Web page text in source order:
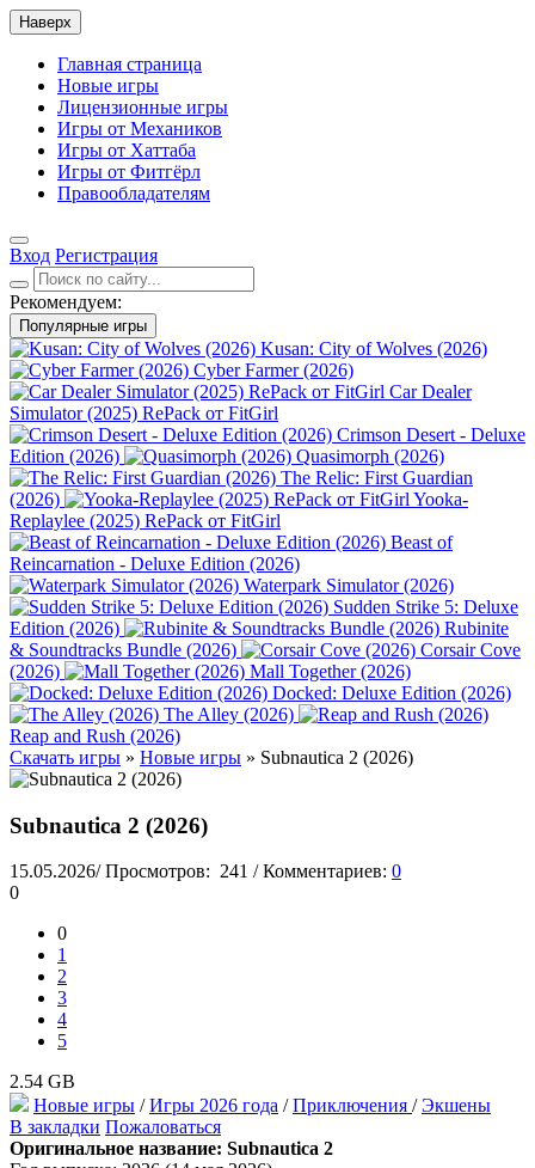
Наверх
Главная страница
Новые игры
Лицензионные игры
Игры от Механиков
Игры от Хаттаба
Игры от Фитгёрл
Правообладателям
Вход Регистрация
Рекомендуем:
Популярные игры
Kusan: City of Wolves (2026)
Cyber Farmer (2026)
Car Dealer
Simulator (2025) RePack от FitGirl
Crimson Desert - Deluxe
Edition (2026)
Quasimorph (2026)
The Relic: First Guardian
(2026)
Yooka-
Replaylee (2025) RePack от FitGirl
Beast of
Reincarnation - Deluxe Edition (2026)
Waterpark Simulator (2026)
Sudden Strike 5: Deluxe
Edition (2026)
Rubinite
& Soundtracks Bundle (2026)
Corsair Cove
(2026)
Mall Together (2026)
Docked: Deluxe Edition (2026)
The Alley (2026)
Reap and Rush (2026)
Скачать игры » Новые игры » Subnautica 2 (2026)
Subnautica 2 (2026)
15.05.2026/ Просмотров: 241 / Комментариев: 0
0
0
1
2
3
4
5
2.54 GB
Новые игры /Игры 2026 года /Приключения /Экшены
В закладки Пожаловаться
Оригинальное название: Subnautica 2